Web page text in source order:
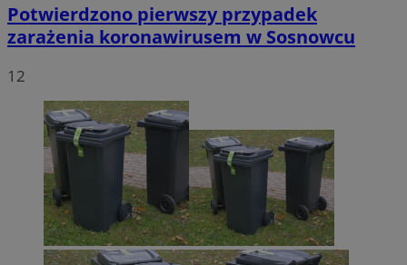
Potwierdzono pierwszy przypadek
zarażenia koronawirusem w Sosnowcu
12